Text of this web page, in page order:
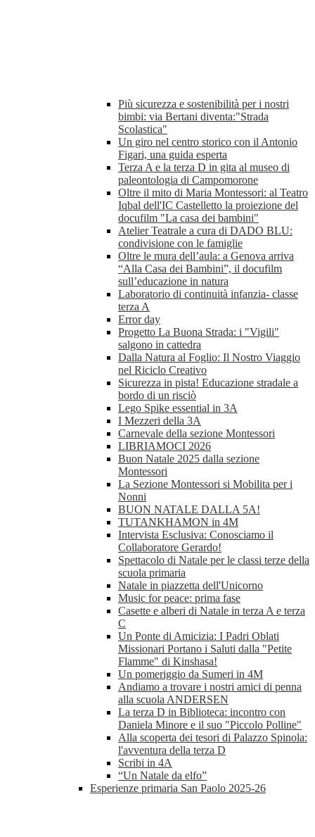
Più sicurezza e sostenibilità per i nostri
bimbi: via Bertani diventa:"Strada
Scolastica"
Un giro nel centro storico con il Antonio
Figari, una guida esperta
Terza A e la terza D in gita al museo di
paleontologia di Campomorone
Oltre il mito di Maria Montessori: al Teatro
Iqbal dell'IC Castelletto la proiezione del
docufilm "La casa dei bambini"
Atelier Teatrale a cura di DADO BLU:
condivisione con le famiglie
Oltre le mura dell’aula: a Genova arriva
“Alla Casa dei Bambini”, il docufilm
sull’educazione in natura
Laboratorio di continuità infanzia- classe
terza A
Error day
Progetto La Buona Strada: i "Vigili"
salgono in cattedra
Dalla Natura al Foglio: Il Nostro Viaggio
nel Riciclo Creativo
Sicurezza in pista! Educazione stradale a
bordo di un risciò
Lego Spike essential in 3A
I Mezzeri della 3A
Carnevale della sezione Montessori
LIBRIAMOCI 2026
Buon Natale 2025 dalla sezione
Montessori
La Sezione Montessori si Mobilita per i
Nonni
BUON NATALE DALLA 5A!
TUTANKHAMON in 4M
Intervista Esclusiva: Conosciamo il
Collaboratore Gerardo!
Spettacolo di Natale per le classi terze della
scuola primaria
Natale in piazzetta dell'Unicorno
Music for peace: prima fase
Casette e alberi di Natale in terza A e terza
C
Un Ponte di Amicizia: I Padri Oblati
Missionari Portano i Saluti dalla "Petite
Flamme" di Kinshasa!
Un pomeriggio da Sumeri in 4M
Andiamo a trovare i nostri amici di penna
alla scuola ANDERSEN
La terza D in Biblioteca: incontro con
Daniela Minore e il suo "Piccolo Polline"
Alla scoperta dei tesori di Palazzo Spinola:
l'avventura della terza D
Scribi in 4A
“Un Natale da elfo”
Esperienze primaria San Paolo 2025-26